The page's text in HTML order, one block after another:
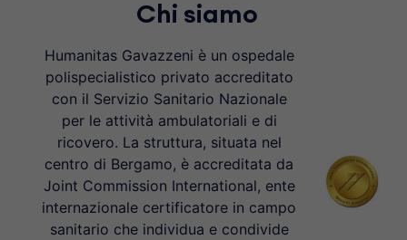
Chi siamo
Humanitas Gavazzeni è un ospedale
polispecialistico privato accreditato
con il Servizio Sanitario Nazionale
per le attività ambulatoriali e di
ricovero. La struttura, situata nel
centro di Bergamo, è accreditata da
Joint Commission International, ente
internazionale certificatore in campo
sanitario che individua e condivide